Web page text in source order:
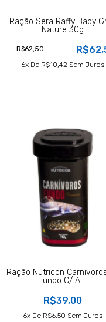
Ração Sera Raffy Baby
Nature 30g
R$62,50
6X De R$10,42 Sem Juros
Ração Nutricon
Fundo C/ Al...
R$39,00
6X De R$6,50 Sem Juros